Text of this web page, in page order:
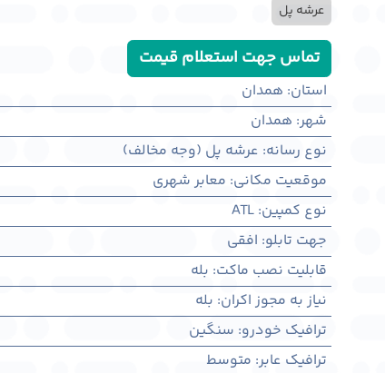
عرشه پل
تماس جهت استعلام قیمت
استان: همدان
شهر: همدان
نوع رسانه: عرشه پل (وجه مخالف)
موقعیت مکانی: معابر شهری
نوع کمپین:
ATL
جهت تابلو: افقی
قابلیت نصب ماکت: بله
نیاز به مجوز اکران: بله
ترافیک خودرو: سنگین
ترافیک عابر: متوسط